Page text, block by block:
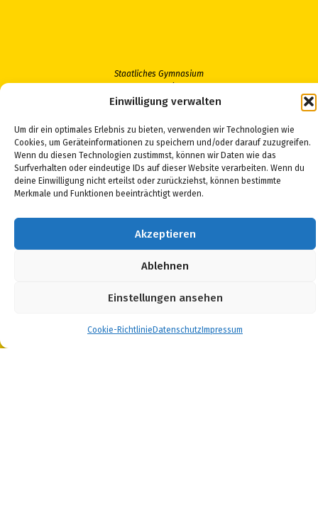
Einwilligung verwalten
Um dir ein optimales Erlebnis zu bieten, verwenden wir Technologien wie
Cookies, um Geräteinformationen zu speichern und/oder darauf zuzugreifen.
Wenn du diesen Technologien zustimmst, können wir Daten wie das
Surfverhalten oder eindeutige IDs auf dieser Website verarbeiten. Wenn du
deine Einwilligung nicht erteilst oder zurückziehst, können bestimmte
Merkmale und Funktionen beeinträchtigt werden.
Akzeptieren
Ablehnen
Einstellungen ansehen
Cookie-Richtlinie Datenschutz Impressum
Staatliches Gymnasium
Dammstraße 50
Telefon: 03675 468890
Fax: 03675 4688931
Email:sekretariat@gymson.de